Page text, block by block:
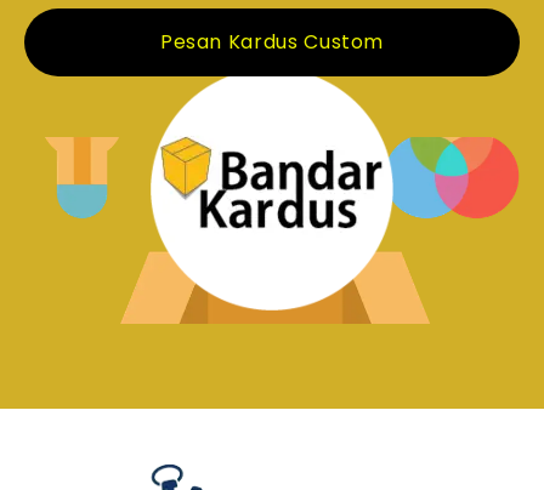
Pesan Kardus Custom